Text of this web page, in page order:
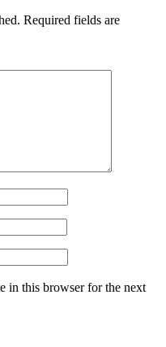
Required fields are
in this browser for the next